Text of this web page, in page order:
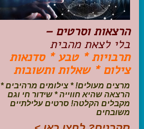
מלונות בוטיק בישראל
טיפים והמלצות
הכנות לנסיעה
טיולי ג'יפים
טיולים עם ילדים
שייט, הפלגות, קרוזים
עקבו אחרינו בפייסבוק
הרצאות וסרטים –
בלי לצאת מהבית
תרבויות * טבע * סדנאות
צילום * שאלות ותשובות
מרצים מעולים! * צילומים מרהיבים *
הרצאה שהיא חווייה * שידור חי וגם
מקבלים הקלטה! סרטים עלילתיים
משובחים